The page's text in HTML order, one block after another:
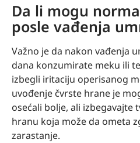
Da li mogu
posle vađenja
Važno je da nakon vađenja
dana konzumirate meku ili
izbegli iritaciju operisanog
uvođenje čvrste hrane je
osećali bolje, ali izbegavajte
hranu koja može da ometa
zarastanje.